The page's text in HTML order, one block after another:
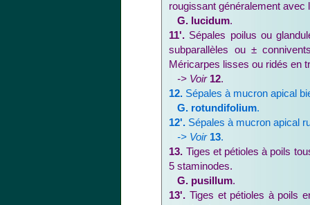
rougissant généralement avec
G. lucidum.
11'. Sépales poilus ou
subparallèles ou ±
Méricarpes lisses ou ridés en
-> Voir 12.
12. Sépales à mucron apical
G. rotundifolium.
12'. Sépales à mucron apical
-> Voir 13.
13. Tiges et pétioles à poils
5 staminodes.
G. pusillum.
13'. Tiges et pétioles à poils